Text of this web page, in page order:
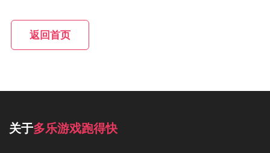
返回首页
关于多乐游戏跑得快